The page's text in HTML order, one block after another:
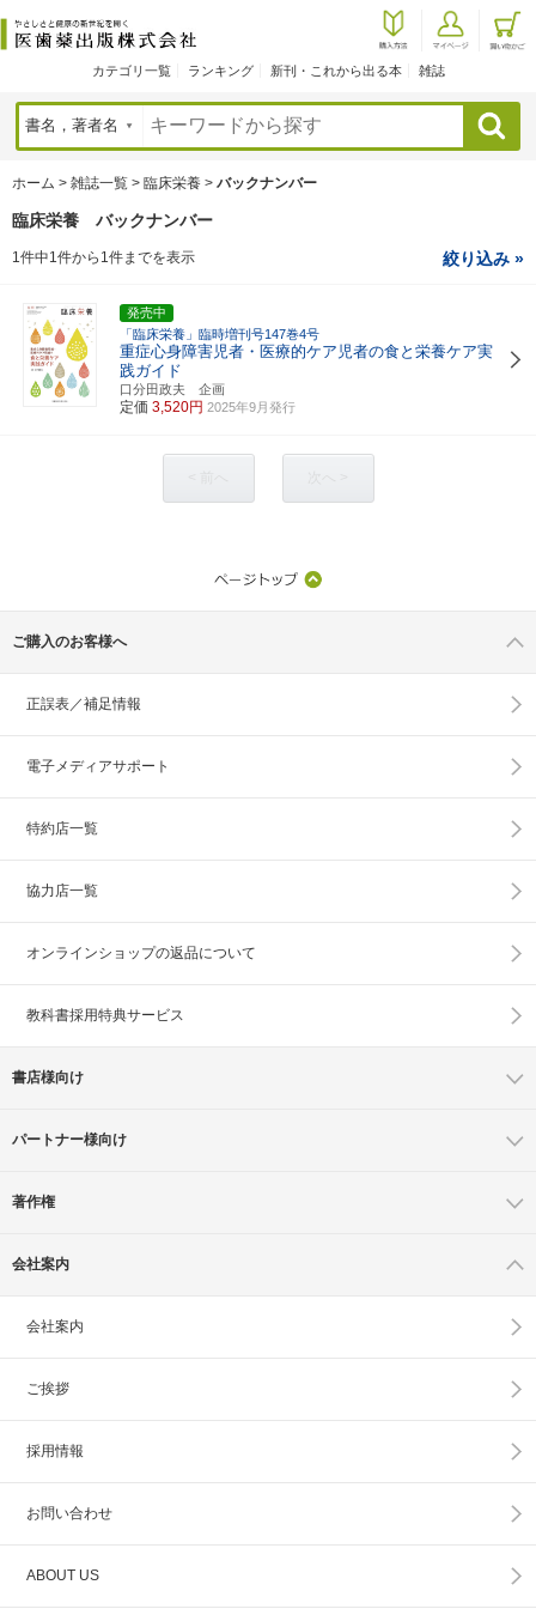
カテゴリ一覧 ランキング 新刊・これから出る本 雑誌
検索
ホーム > 雑誌一覧 > 臨床栄養 > バックナンバー
臨床栄養 バックナンバー
1件中1件から1件までを表示 絞り込み »
発売中
「臨床栄養」臨時増刊号147巻4号
重症心身障害児者・医療的ケア児者の食と栄養ケア実
践ガイド
口分田政夫 企画
定価 3,520円 2025年9月発行
ご購入のお客様へ
正誤表／補足情報
電子メディアサポート
特約店一覧
協力店一覧
オンラインショップの返品について
教科書採用特典サービス
書店様向け
パートナー様向け
著作権
会社案内
会社案内
ご挨拶
採用情報
お問い合わせ
ABOUT US